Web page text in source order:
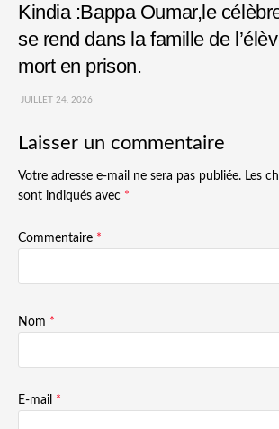
Kindia :Bappa Oumar,le
se rend dans la famille de
mort en prison.
JUILLET 24, 2026
Laisser un commentaire
Votre adresse e-mail ne sera pas publiée. Les
sont indiqués avec *
Commentaire *
Nom *
E-mail *